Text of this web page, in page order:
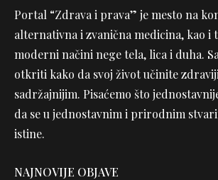
Portal “Zdrava i prava” je mesto na
alternativna i zvanična medicina, kao i
moderni načini nege tela, lica i duha.
otkriti kako da svoj život učinite
sadržajnijim. Pisaćemo što
da se u jednostavnim i prirodnim
istine.
NAJNOVIJE OBJAVE